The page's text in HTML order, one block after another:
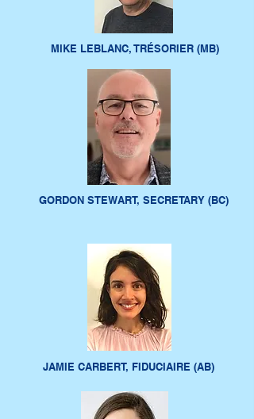
MIKE LEBLANC, TRÉSORIER (MB)
GORDON STEWART, SECRETARY (BC)
JAMIE CARBERT, FIDUCIAIRE (AB)